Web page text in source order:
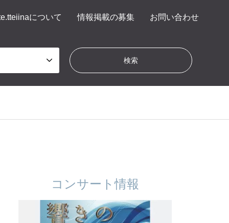
について 情報掲載の募集 お問い合わせ
コンサート情報